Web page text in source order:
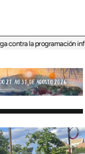
la programación infantil